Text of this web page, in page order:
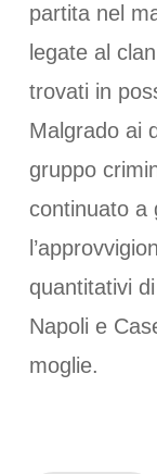
partita nel
legate al
trovati in
Malgrado ai
gruppo
continuato a
quantitativi
Napoli e
moglie.